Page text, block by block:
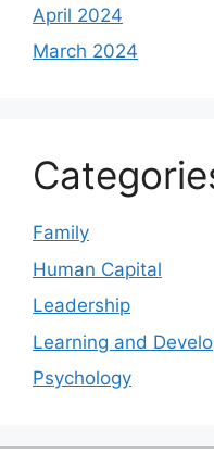
April 2024
March 2024
Family
Human Capital
Leadership
Learning and
Psychology